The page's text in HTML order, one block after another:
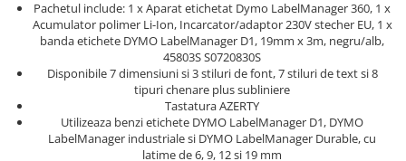
Etichete bijuterii Aimo Phomemo
Dymo
Duze pentru pistoale de lipit
Clesti pentru nituri si popnituri
Nituri etansare Rapid
Nituri High performance Rapid
Nituri automotive Rapid colorate
Instrumente recuperatoare
magnetice
Pompe aspirator fludor si accesorii
Scule
Scule de mana electricieni
Scule de mana KNIPEX
Scule multifunctionale si accesorii
Pachetul include: 1 x Aparat etichetat Dymo LabelManager 360, 1 x
Acumulator polimer Li-Ion, Incarcator/adaptor 230V stecher EU, 1 x
banda etichete DYMO LabelManager D1, 19mm x 3m, negru/alb,
45803S S0720830S
Disponibile 7 dimensiuni si 3 stiluri de font, 7 stiluri de text si 8
tipuri chenare plus subliniere
Tastatura AZERTY
Utilizeaza benzi etichete DYMO LabelManager D1, DYMO
LabelManager industriale si DYMO LabelManager Durable, cu
latime de 6, 9, 12 si 19 mm